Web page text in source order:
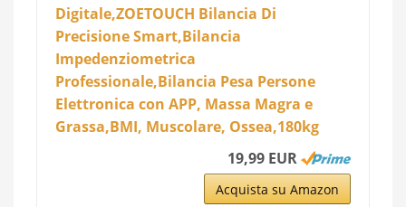
Digitale,ZOETOUCH Bilancia Di
Precisione Smart,Bilancia
Impedenziometrica
Professionale,Bilancia Pesa Persone
Elettronica con APP, Massa Magra e
Grassa,BMI, Muscolare, Ossea,180kg
19,99 EUR
Acquista su Amazon